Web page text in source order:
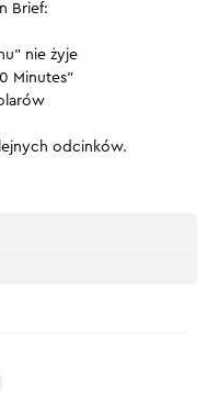
Brief:
nie żyje
Minutes”
odcinków.